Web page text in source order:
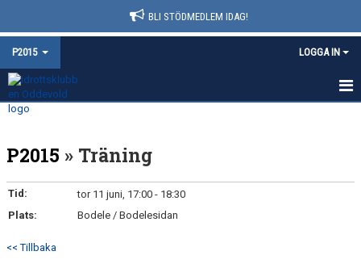
BLI STÖDMEDLEM IDAG!
P2015 LOGGA IN
HEM
NYHETER
KALENDER
MATCHER
P2015 » Träning
Tid:
tor 11 juni, 17:00 - 18:30
Plats:
Bodele / Bodelesidan
<< Tillbaka